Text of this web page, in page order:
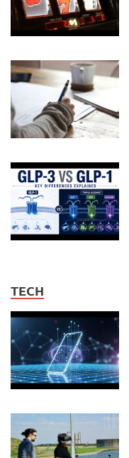
TECH